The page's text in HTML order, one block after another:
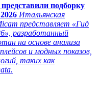
подборку
Итальянская
представляет «Гид
разработанный
на основе анализа
и модных показов,
таких как